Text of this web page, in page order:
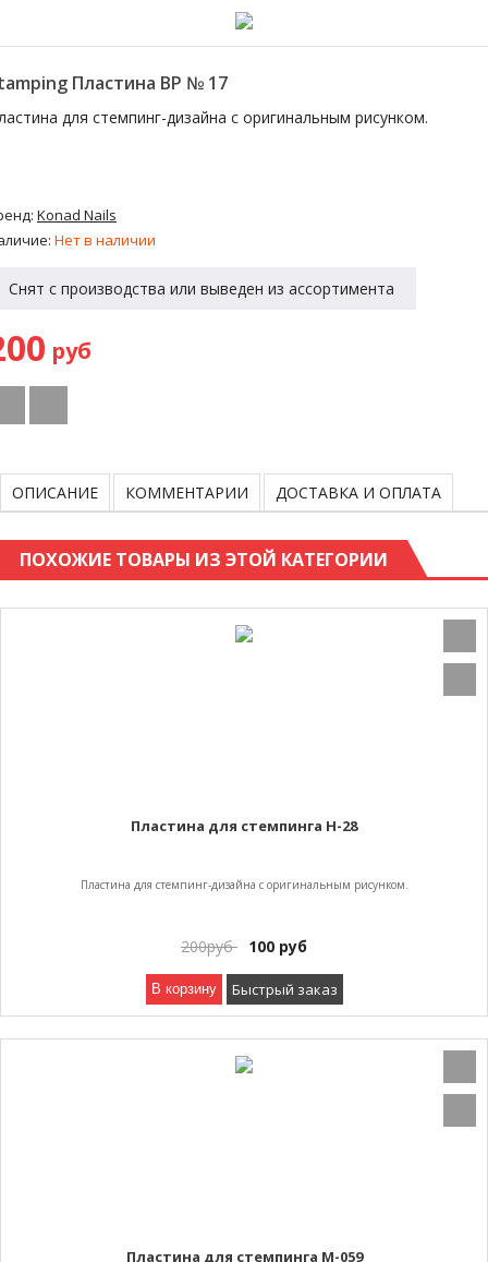
Пластина ВР № 17
для стемпинг-дизайна с оригинальным рисунком.
Konad Nails
Нет в наличии
Снят с производства или выведен из ассортимента
руб
ОПИСАНИЕ КОММЕНТАРИИ ДОСТАВКА И ОПЛАТА
ПОХОЖИЕ ТОВАРЫ ИЗ ЭТОЙ КАТЕГОРИИ
Пластина для стемпинга Н-28
Пластина для стемпинг-дизайна с оригинальным рисунком.
200руб 100 руб
В корзину Быстрый заказ
Пластина для стемпинга М-059